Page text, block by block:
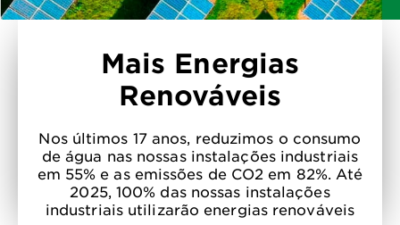
Mais Energias
Renováveis
Nos últimos 17 anos, reduzimos o consumo
de água nas nossas instalações industriais
em 55% e as emissões de CO2 em 82%. Até
2025, 100% das nossas instalações
industriais utilizarão energias renováveis